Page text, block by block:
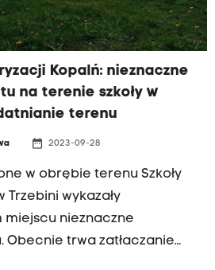
Kopalń: nieznaczne
na terenie szkoły w
terenu
date_range 2023-09-28
w obrębie terenu Szkoły
Trzebini wykazały
miejscu nieznaczne
Obecnie trwa zatłaczanie